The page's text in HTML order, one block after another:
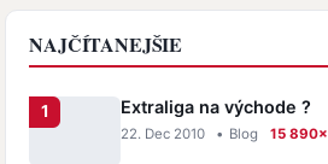
NAJČÍTANEJŠIE
Extraliga na východe ?
22. Dec 2010 • Blog 15 890×